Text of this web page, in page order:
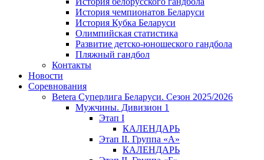
История чемпионатов Беларуси
История Кубка Беларуси
Олимпийская статистика
Развитие детско-юношеского гандбола
Пляжный гандбол
Контакты
Новости
Соревнования
Betera Суперлига Беларуси. Сезон 2025/2026
Мужчины. Дивизион 1
Этап I
КАЛЕНДАРЬ
Этап II. Группа «А»
КАЛЕНДАРЬ